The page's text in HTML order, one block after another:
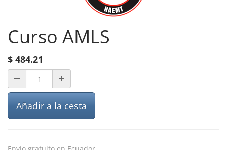
Curso AMLS
$ 484.21
Añadir a la cesta